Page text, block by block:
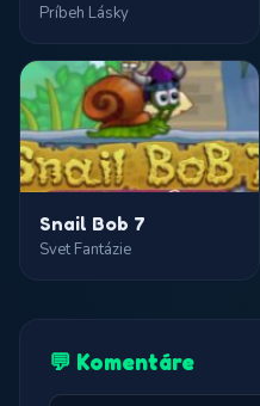
Príbeh Lásky
Snail Bob 7
Svet Fantázie
💬 Komentáre